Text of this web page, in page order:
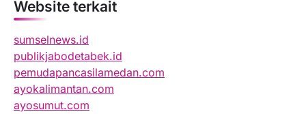
Website terkait
sumselnews.id
publikjabodetabek.id
pemudapancasilamedan.com
ayokalimantan.com
ayosumut.com